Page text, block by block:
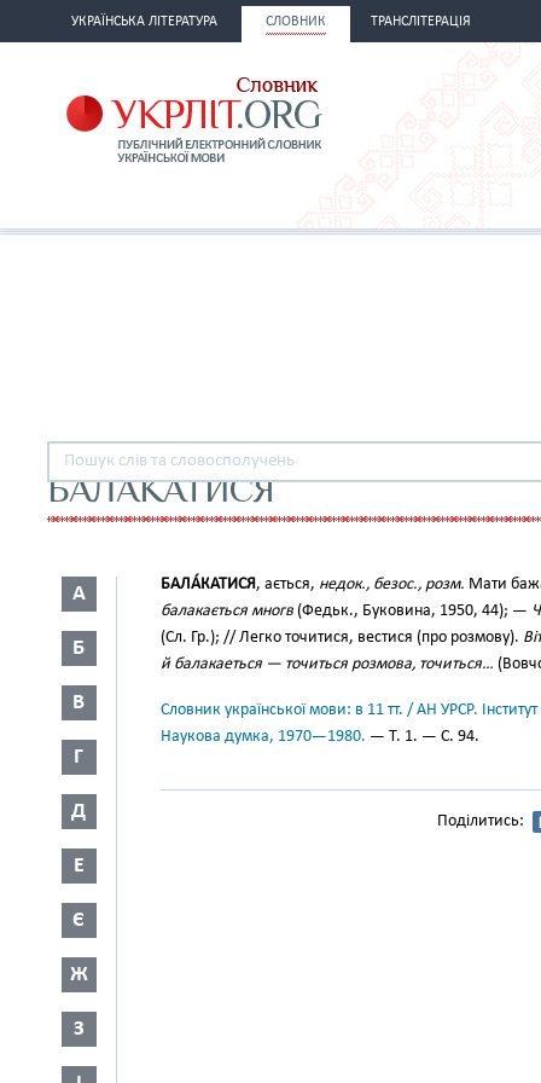
УКРАЇНСЬКА ЛІТЕРАТУРА СЛОВНИК ТРАНСЛІТЕРАЦІЯ
БАЛАКАТИСЯ
А
Б
В
Г
Д
Е
Є
Ж
З
БАЛА́КАТИСЯ, ається, недок., безос., розм. Мати
балакається многв (Федьк., Буковина, 1950, 44); —
(Сл. Гр.); // Легко точитися, вестися (про розмову).
й балакаеться — точиться розмова, точиться…
Словник української мови: в 11 тт. / АН УРСР.
Наукова думка, 1970—1980. — Т. 1. — С. 94.
Поділитись: